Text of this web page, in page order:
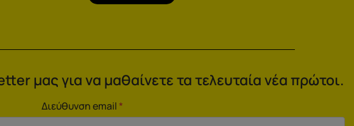
μας για να μαθαίνετε τα τελευταία νέα πρώτοι.
Διεύθυνση email*